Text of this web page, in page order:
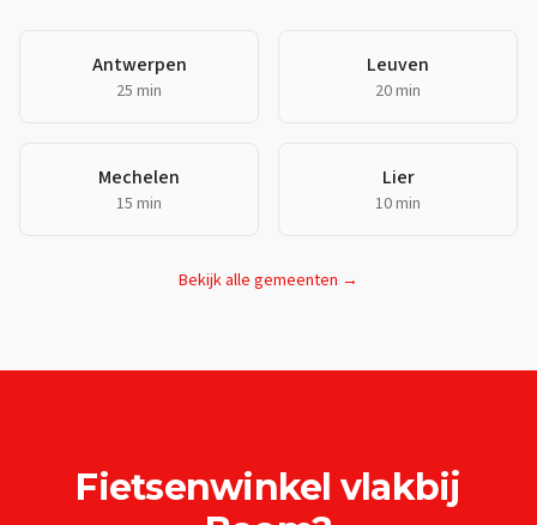
Antwerpen
25 min
Leuven
20 min
Mechelen
15 min
Lier
10 min
Bekijk alle gemeenten →
Fietsenwinkel vlakbij